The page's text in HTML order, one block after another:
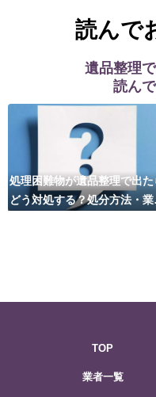
読んで
遺品整理
読ん
処理困難物が遺品整理で出た
どう対処する？処分方法・業
TOP
業者一覧